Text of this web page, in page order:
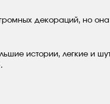
декораций, но
истории, легкие и